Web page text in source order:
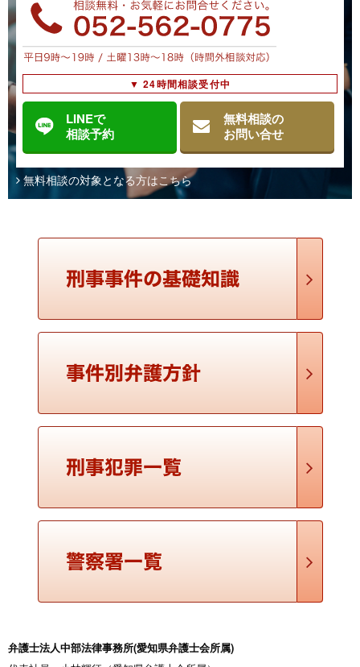
刑罰の種類－懲役,禁固,罰金,拘留,科料,没収－
刑事裁判で有罪判決となる場合、判決主文で刑罰が言い渡され
ます。 刑罰の種類として、刑法第９条が「死刑、懲役、禁錮、
罰金、拘留及び科料を主刑とし、没収を付加刑とする。」とし
て、６種類の主刑と、没収という附加刑を規定していま …
判決の種類・執行猶予付き判決
判決の種類・分類 刑事裁判で言い渡される判決には、次表のと
おり、いくつかの種類・パターンがあります。その大きな分類
は、有罪判決か無罪判決かです。実務上は、多くの刑事裁判で
有罪判決が言い渡され、犯罪の成立を争わない自白事件 …
私選弁護人とは、国選弁護人とは 刑事事件の弁護人には、私選
弁護人と国選弁護人がいます。 私選弁護人とは、ご本人（被疑
弁護士費用を支払い、選任した刑事弁護人をいいます …
逮捕と勾留の違い
ますが、勾留は、あまり聞き慣れず、逮捕との違いも一般的に
は分かりにくいところです。 逮捕とは、被疑者に対する短時間
前科とは、前歴とは 前科と前歴は、一般的には混同されがちで
は、有罪判決を受けた経歴のことをいいます。 懲役刑・禁錮刑
だけでなく、罰金刑であっても、有罪であれば前科 …
釈放とは、保釈とは 釈放は、一般的な言葉の意味として、身体
拘束から解放されることをいいます。逮捕、勾留、懲役刑や禁
▼ 24時間相談受付中
LINEで
相談予約
無料相談の
お問い合せ
無料相談の対象となる方はこちら
弁護士法人中部法律事務所(愛知県弁護士会所属)